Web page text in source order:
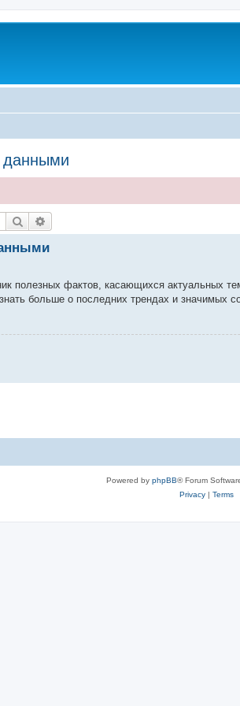
данными
Search
полезных фактов, касающихся актуальных
больше о последних трендах и значимых
Powered by phpBB® Forum
Privacy| Terms